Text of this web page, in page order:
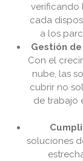
verificando
cada
a los
Gestión
Con el
nube, las
cubrir no
de trabajo
soluciones